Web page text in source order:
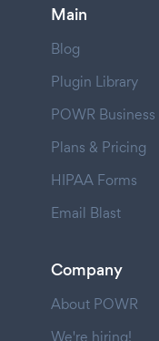
Main
Blog
Plugin Library
POWR Business
Plans & Pricing
HIPAA Forms
Email Blast
Company
About POWR
We're hiring!